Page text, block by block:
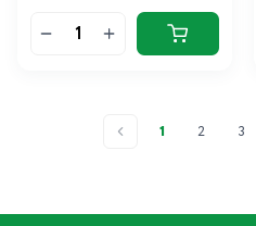
1 2 3